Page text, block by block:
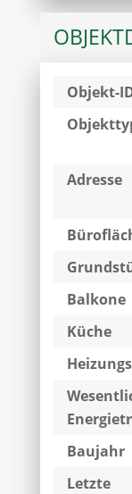
Objekt-
Adresse
Balkone
Küche
Baujahr
Letzte